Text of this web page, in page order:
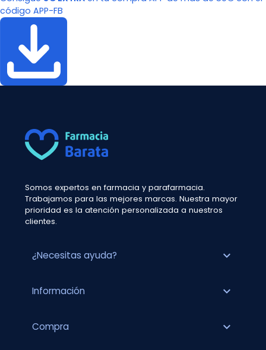
código APP-FB
Somos expertos en farmacia y parafarmacia.
Trabajamos para las mejores marcas. Nuestra mayor
prioridad es la atención personalizada a nuestros
clientes.
¿Necesitas ayuda? expand_more
Información expand_more
Compra expand_more